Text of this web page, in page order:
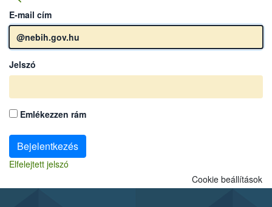
E-mail cím
Jelszó
Emlékezzen rám
Bejelentkezés
Elfelejtett jelszó
Cookie beállítások